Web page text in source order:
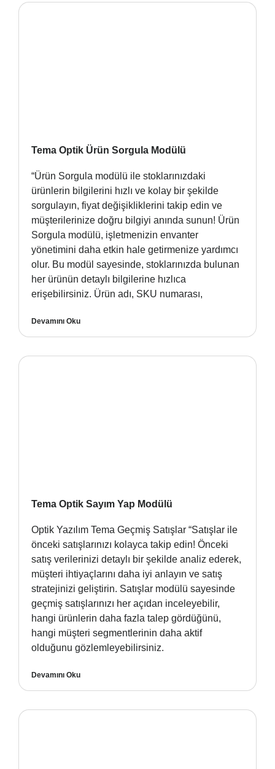
Tema Optik Ürün Sorgula Modülü
“Ürün Sorgula modülü ile stoklarınızdaki
ürünlerin bilgilerini hızlı ve kolay bir şekilde
sorgulayın, fiyat değişikliklerini takip edin ve
müşterilerinize doğru bilgiyi anında sunun! Ürün
Sorgula modülü, işletmenizin envanter
yönetimini daha etkin hale getirmenize yardımcı
olur. Bu modül sayesinde, stoklarınızda bulunan
her ürünün detaylı bilgilerine hızlıca
erişebilirsiniz. Ürün adı, SKU numarası,
Devamını Oku
Tema Optik Sayım Yap Modülü
Optik Yazılım Tema Geçmiş Satışlar “Satışlar ile
önceki satışlarınızı kolayca takip edin! Önceki
satış verilerinizi detaylı bir şekilde analiz ederek,
müşteri ihtiyaçlarını daha iyi anlayın ve satış
stratejinizi geliştirin. Satışlar modülü sayesinde
geçmiş satışlarınızı her açıdan inceleyebilir,
hangi ürünlerin daha fazla talep gördüğünü,
hangi müşteri segmentlerinin daha aktif
olduğunu gözlemleyebilirsiniz.
Devamını Oku